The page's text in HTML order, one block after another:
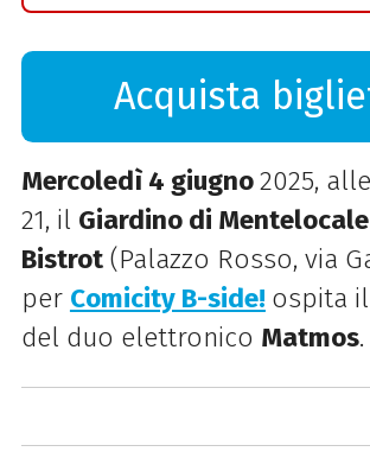
Acquista
Mercoledì 4 giugno2025,
21, il Giardino di
Bistrot(Palazzo Rosso, via
per Comicity B-side! ospita
del duo elettronico Matmos.